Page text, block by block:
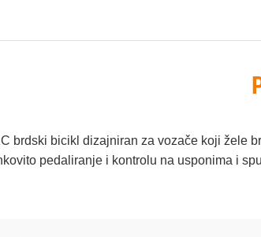
brdski bicikl dizajniran za vozače koji žele
pedaliranje i kontrolu na usponima i